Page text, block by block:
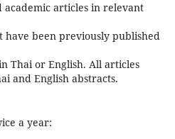
academic articles in relevant
have been previously published
Thai or English. All articles
and English abstracts.
a year: